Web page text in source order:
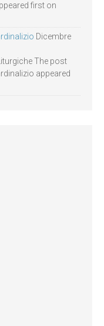
first on
Dicembre
The post
appeared